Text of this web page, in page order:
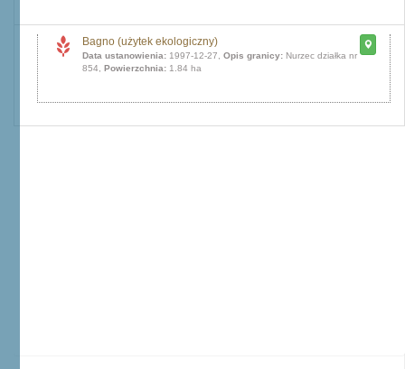
Bagno (użytek ekologiczny)
Data ustanowienia: 1997-12-27, Opis granicy: Nurzec działka nr
854, Powierzchnia: 1.84 ha